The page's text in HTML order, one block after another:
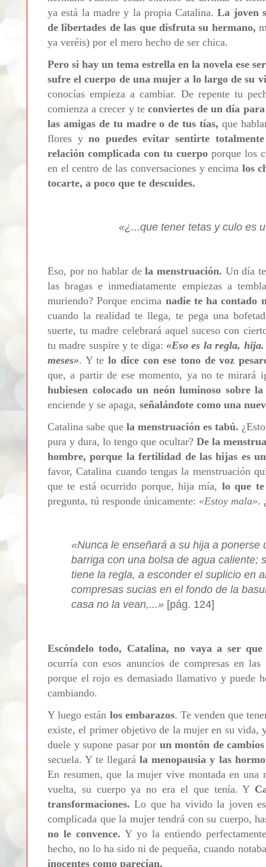
ya está la madre y la propia Catalina.La joven
de libertades de las que disfruta su hermano,
ya veréis) por el mero hecho de ser chica.
Pero si hay un tema estrella en la novela ese
sufre el cuerpo de una mujer a lo largo de su
conocías empieza a cambiar. De repente tu
comienza a crecer y te conviertes de un día
las amigas de tu madre o de tus tías, que
flores yno puedes evitar sentirte
relación complicada con tu cuerpo porque los
en el centro de las conversaciones y encima los
tocarte, a poco que te descuides.
«¿...que tener tetas y culo es
Eso, por no hablar dela menstruación. Un día
las bragas e inmediatamente empiezas a
muriendo? Porque encima nadie te ha contado
cuando la realidad te llega, te pega una
suerte, tu madre celebrará aquel suceso con
tu madre suspire y te diga:«Eso es la regla,
meses». Y telo dice con ese tono de voz
que, a partir de ese momento, ya no te mirará
hubiesen colocado un neón luminoso sobre la
enciende y se apaga, señalándote como una
Catalina sabe quela menstruación es tabú.
pura y dura, lo tengo que ocultar? De la
hombre, porque la fertilidad de las hijas es
favor, Catalina cuando tengas la menstruación
que te está ocurrido porque, hija mía, lo que
pregunta, tú responde únicamente: «Estoy mala».
«Nunca le enseñará a su hija a ponerse
barriga con una bolsa de agua caliente;
tiene la regla, a esconder el suplicio en
compresas sucias en el fondo de la
casa no la vean,...» [pág. 124]
Escóndelo todo, Catalina, no vaya a ser
ocurría con esos anuncios de compresas en
porque el rojo es demasiado llamativo y puede
cambiando.
Y luego están los embarazos. Te venden que
existe, el primer objetivo de la mujer en su vida,
duele y supone pasar por un montón de
secuela. Y te llegará la menopausia y las
En resumen, que la mujer vive montada en
vuelta, su cuerpo ya no era el que tenía. Y
transformaciones. Lo que ha vivido la joven
complicada que la mujer tendrá con su cuerpo,
no le convence. Y yo la entiendo
hecho, no lo ha sido ni de pequeña, cuando
inocentes como parecían.